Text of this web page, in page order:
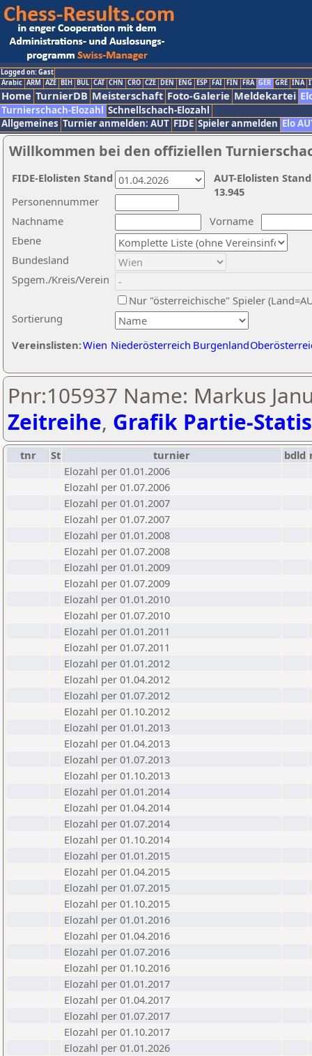
Logged on: Gast
Arabic ARM AZE BIH BUL CAT CHN CRO CZE DEN ENG ESP FAI FIN FRA GER GRE INA
Home TurnierDB Meisterschaft Foto-Galerie Meldekartei
Turnierschach-Elozahl Schnellschach-Elozahl
Allgemeines Turnier anmelden: AUT FIDE Spieler anmelden Elo
Willkommen bei den offiziellen
Nachname
Vorname
Ebene
Sortierung
Personennummer
Bundesland
Spgem./Kreis/Verein
Nur "österreichische" Spieler
Vereinslisten:Wien Niederösterreich Burgenland
AUT-Elolisten
13.945
FIDE-Elolisten Stand
Pnr:105937 Name: Markus
Zeitreihe, Grafik Partie-
tnr St turnier bdld
Elozahl per 01.01.2006
Elozahl per 01.07.2006
Elozahl per 01.01.2007
Elozahl per 01.07.2007
Elozahl per 01.01.2008
Elozahl per 01.07.2008
Elozahl per 01.01.2009
Elozahl per 01.07.2009
Elozahl per 01.01.2010
Elozahl per 01.07.2010
Elozahl per 01.01.2011
Elozahl per 01.07.2011
Elozahl per 01.01.2012
Elozahl per 01.04.2012
Elozahl per 01.07.2012
Elozahl per 01.10.2012
Elozahl per 01.01.2013
Elozahl per 01.04.2013
Elozahl per 01.07.2013
Elozahl per 01.10.2013
Elozahl per 01.01.2014
Elozahl per 01.04.2014
Elozahl per 01.07.2014
Elozahl per 01.10.2014
Elozahl per 01.01.2015
Elozahl per 01.04.2015
Elozahl per 01.07.2015
Elozahl per 01.10.2015
Elozahl per 01.01.2016
Elozahl per 01.04.2016
Elozahl per 01.07.2016
Elozahl per 01.10.2016
Elozahl per 01.01.2017
Elozahl per 01.04.2017
Elozahl per 01.07.2017
Elozahl per 01.10.2017
Elozahl per 01.01.2026